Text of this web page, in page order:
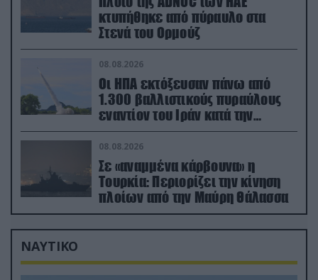
κτυπήθηκε από πύραυλο στα
Στενά του Ορμούζ
08.08.2026
Οι ΗΠΑ εκτόξευσαν πάνω από
1.300 βαλλιστικούς πυραύλους
εναντίον του Ιράν κατά την
διάρκεια του πολέμου
08.08.2026
Σε «αναμμένα κάρβουνα» η
Τουρκία: Περιορίζει την κίνηση
πλοίων από την Μαύρη Θάλασσα
ΝΑΥΤΙΚΟ